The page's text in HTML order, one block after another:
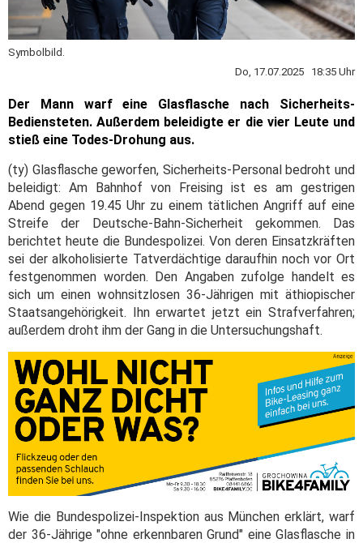
Symbolbild.
Do, 17.07.2025 18:35 Uhr
Der Mann warf eine Glasflasche nach Sicherheits-
Bediensteten. Außerdem beleidigte er die vier Leute und
stieß eine Todes-Drohung aus.
(ty) Glasflasche geworfen, Sicherheits-Personal bedroht und
beleidigt: Am Bahnhof von Freising ist es am gestrigen
Abend gegen 19.45 Uhr zu einem tätlichen Angriff auf eine
Streife der Deutsche-Bahn-Sicherheit gekommen. Das
berichtet heute die Bundespolizei. Von deren Einsatzkräften
sei der alkoholisierte Tatverdächtige daraufhin noch vor Ort
festgenommen worden. Den Angaben zufolge handelt es
sich um einen wohnsitzlosen 36-Jährigen mit äthiopischer
Staatsangehörigkeit. Ihn erwartet jetzt ein Strafverfahren;
außerdem droht ihm der Gang in die Untersuchungshaft.
Wie die Bundespolizei-Inspektion aus München erklärt, warf
der 36-Jährige "ohne erkennbaren Grund" eine Glasflasche in